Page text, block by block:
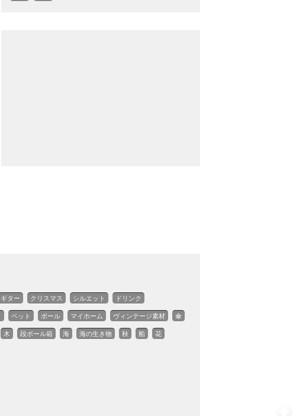
ギター クリスマス シルエット ドリンク
ペット ボール マイホーム ヴィンテージ素材 傘
木 段ボール箱 海 海の生き物 秋 船 花